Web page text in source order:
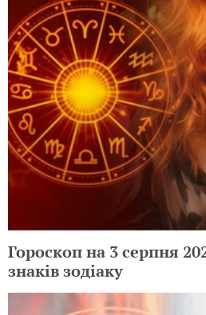
Гороскоп на 3 серпня
знаків зодіаку